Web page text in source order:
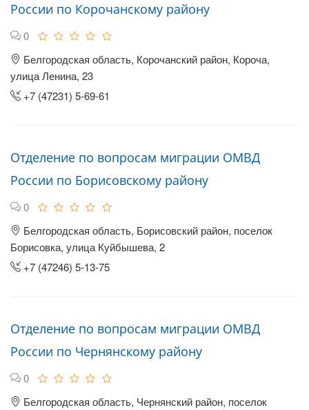
России по Корочанскому району
0
Белгородская область, Корочанский район, Короча,
улица Ленина, 23
+7 (47231) 5-69-61
Отделение по вопросам миграции ОМВД
России по Борисовскому району
0
Белгородская область, Борисовский район, поселок
Борисовка, улица Куйбышева, 2
+7 (47246) 5-13-75
Отделение по вопросам миграции ОМВД
России по Чернянскому району
0
Белгородская область, Чернянский район, поселок